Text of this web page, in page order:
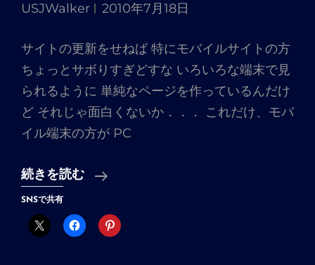
USJWalker 2010年7月18日
サイトの更新をせねば 特にモバイルサイトの方
ちょっとサボりすぎどすな いろいろな端末で見
られるように 単純なページを作っているんだけ
ど それじゃ面白くないか．．． これだけ、モバ
イル端末の方が PC
続きを読む
モ
イ
ル
SNSで共有